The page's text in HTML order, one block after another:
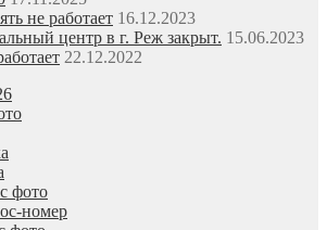
не работает 16.12.2023
центр в г. Реж закрыт. 15.06.2023
22.12.2022
фото
номер